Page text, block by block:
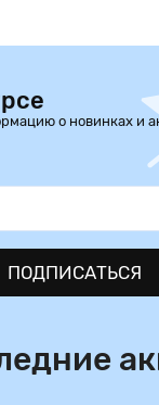
о новинках и
ПОДПИСАТЬСЯ